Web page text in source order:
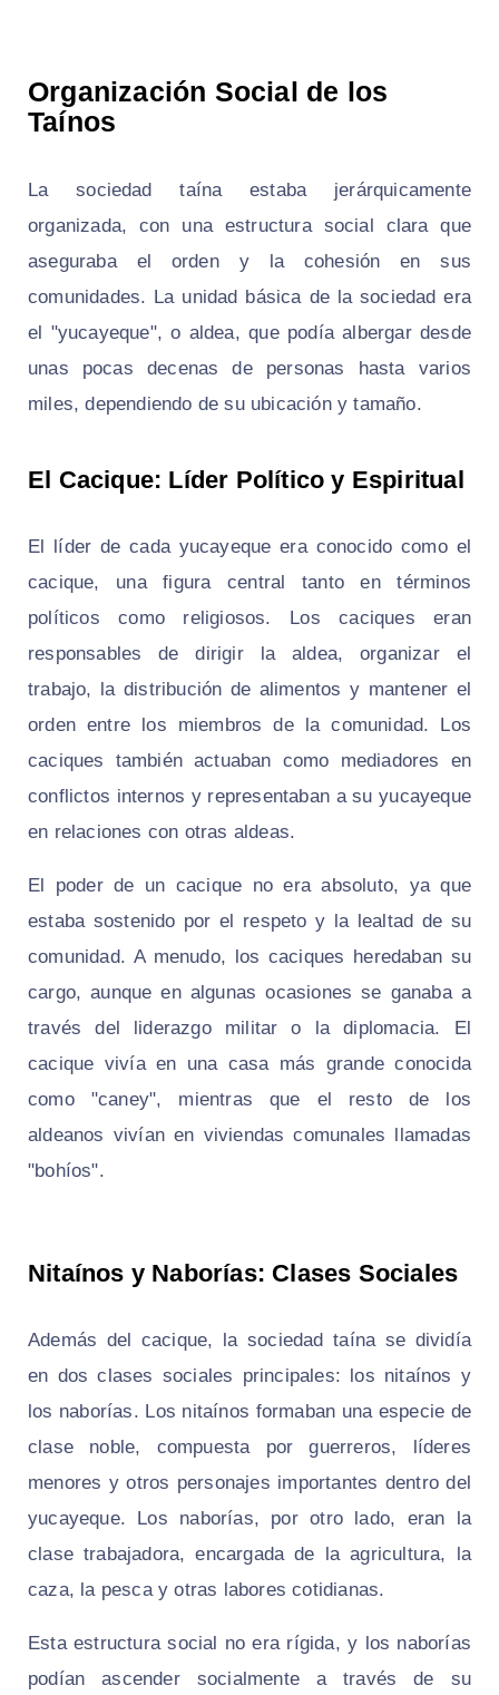
Organización Social de los
Taínos
La sociedad taína estaba jerárquicamente
organizada, con una estructura social clara que
aseguraba el orden y la cohesión en sus
comunidades. La unidad básica de la sociedad era
el "yucayeque", o aldea, que podía albergar desde
unas pocas decenas de personas hasta varios
miles, dependiendo de su ubicación y tamaño.
El Cacique: Líder Político y Espiritual
El líder de cada yucayeque era conocido como el
cacique, una figura central tanto en términos
políticos como religiosos. Los caciques eran
responsables de dirigir la aldea, organizar el
trabajo, la distribución de alimentos y mantener el
orden entre los miembros de la comunidad. Los
caciques también actuaban como mediadores en
conflictos internos y representaban a su yucayeque
en relaciones con otras aldeas.
El poder de un cacique no era absoluto, ya que
estaba sostenido por el respeto y la lealtad de su
comunidad. A menudo, los caciques heredaban su
cargo, aunque en algunas ocasiones se ganaba a
través del liderazgo militar o la diplomacia. El
cacique vivía en una casa más grande conocida
como "caney", mientras que el resto de los
aldeanos vivían en viviendas comunales llamadas
"bohíos".
Nitaínos y Naborías: Clases Sociales
Además del cacique, la sociedad taína se dividía
en dos clases sociales principales: los nitaínos y
los naborías. Los nitaínos formaban una especie de
clase noble, compuesta por guerreros, líderes
menores y otros personajes importantes dentro del
yucayeque. Los naborías, por otro lado, eran la
clase trabajadora, encargada de la agricultura, la
caza, la pesca y otras labores cotidianas.
Esta estructura social no era rígida, y los naborías
podían ascender socialmente a través de su